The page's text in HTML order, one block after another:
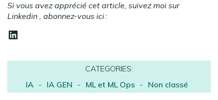
Si vous avez apprécié cet article, suivez moi sur
Linkedin , abonnez-vous ici :
LinkedIn
CATEGORIES:
IA - IA GEN - ML et ML Ops - Non classé